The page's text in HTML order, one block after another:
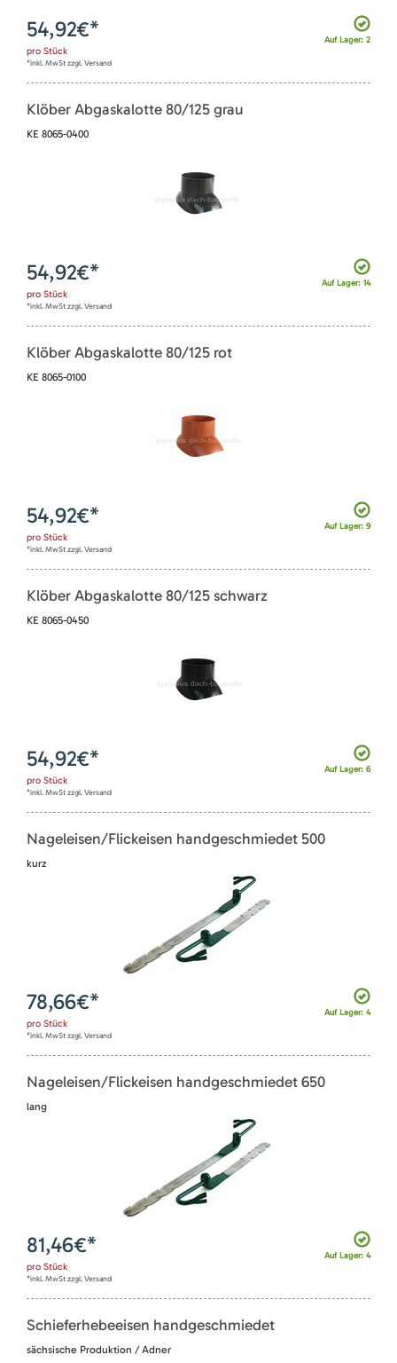
Auf Lager: 2
54,92€*
pro Stück
*inkl. MwSt zzgl. Versand
Klöber Abgaskalotte 80/125 grau
KE 8065-0400
Auf Lager: 14
54,92€*
pro Stück
*inkl. MwSt zzgl. Versand
Klöber Abgaskalotte 80/125 rot
KE 8065-0100
Auf Lager: 9
54,92€*
pro Stück
*inkl. MwSt zzgl. Versand
Klöber Abgaskalotte 80/125 schwarz
KE 8065-0450
Auf Lager: 6
54,92€*
pro Stück
*inkl. MwSt zzgl. Versand
Nageleisen/Flickeisen handgeschmiedet 500
kurz
Auf Lager: 4
78,66€*
pro Stück
*inkl. MwSt zzgl. Versand
Nageleisen/Flickeisen handgeschmiedet 650
lang
Auf Lager: 4
81,46€*
pro Stück
*inkl. MwSt zzgl. Versand
Schieferhebeeisen handgeschmiedet
sächsische Produktion / Adner